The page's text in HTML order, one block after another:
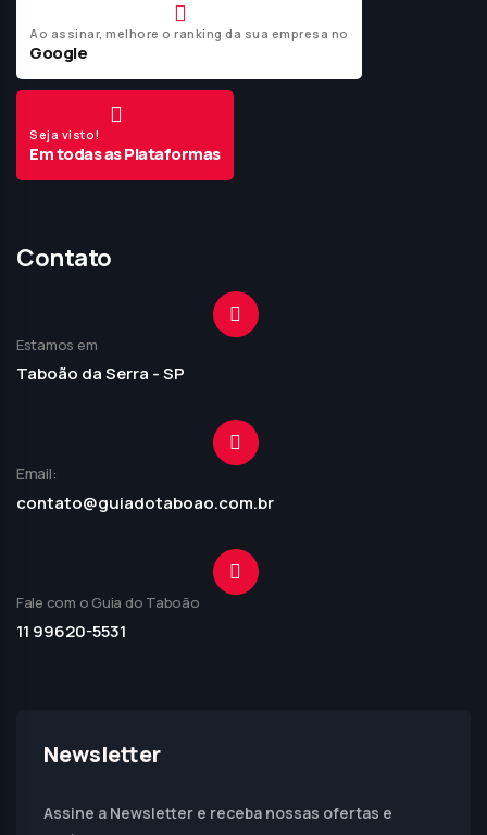
Ao assinar, melhore o ranking da sua empresa no
Google
Seja visto!
Em todas as Plataformas
Contato
Estamos em
Taboão da Serra - SP
Email:
contato@guiadotaboao.com.br
Fale com o Guia do Taboão
11 99620-5531
Newsletter
Assine a Newsletter e receba nossas ofertas e